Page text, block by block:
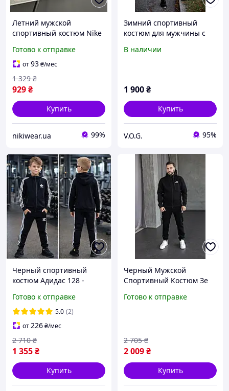
Летний мужской
спортивный костюм Nike
шорты , Комплект Nike
черный на лето двойка
для мужчин
Готово к отправке
от93₴/мес
929₴
1 329 ₴
Купить
nikiwear.ua 99%
Зимний спортивный
костюм для мужчины с
брюками на манжете на
В наличии
1 900₴
Купить
V.O.G. 95%
Черный спортивный
костюм Адидас 128 -
черно-белый костюм kids
двунитка белые полоски
8-9-10-11-12-13-14 лет
Готово к отправке
5.0 (2)
от226₴/мес
1 355₴
2 710 ₴
Купить
Черный Мужской
Спортивный Костюм Зе
Костюм The North Face
Готово к отправке
2 009₴
2 705 ₴
Купить